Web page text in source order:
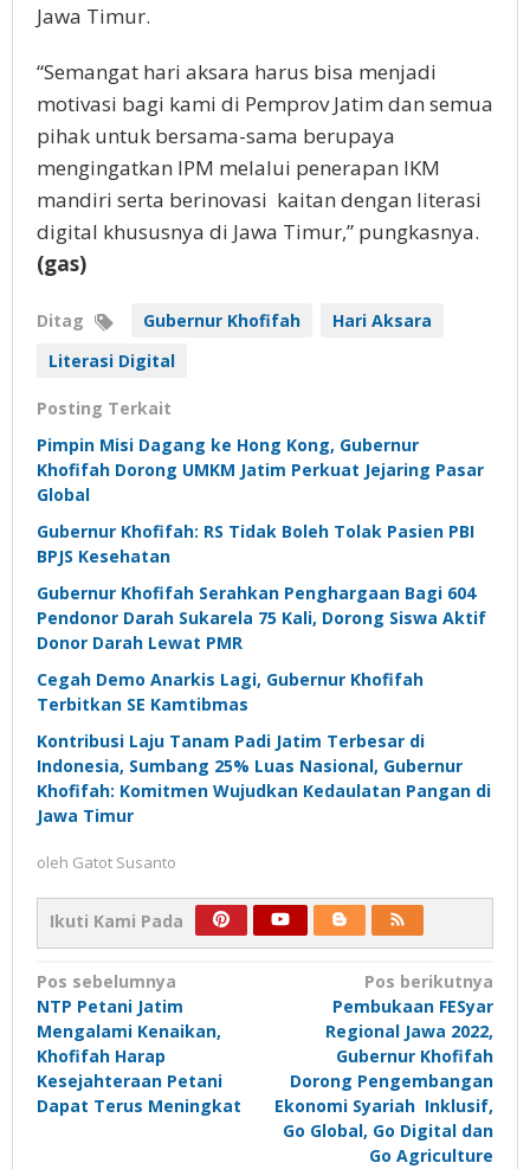
Jawa Timur.
“Semangat hari aksara harus bisa menjadi
motivasi bagi kami di Pemprov Jatim dan semua
pihak untuk bersama-sama berupaya
mengingatkan IPM melalui penerapan IKM
mandiri serta berinovasi kaitan dengan literasi
digital khususnya di Jawa Timur,” pungkasnya.
(gas)
Ditag Gubernur Khofifah
Hari Aksara
Literasi Digital
Posting Terkait
Pimpin Misi Dagang ke Hong Kong, Gubernur
Khofifah Dorong UMKM Jatim Perkuat Jejaring Pasar
Global
Gubernur Khofifah: RS Tidak Boleh Tolak Pasien PBI
BPJS Kesehatan
Gubernur Khofifah Serahkan Penghargaan Bagi 604
Pendonor Darah Sukarela 75 Kali, Dorong Siswa Aktif
Donor Darah Lewat PMR
Cegah Demo Anarkis Lagi, Gubernur Khofifah
Terbitkan SE Kamtibmas
Kontribusi Laju Tanam Padi Jatim Terbesar di
Indonesia, Sumbang 25% Luas Nasional, Gubernur
Khofifah: Komitmen Wujudkan Kedaulatan Pangan di
Jawa Timur
oleh Gatot Susanto
Ikuti Kami Pada
Navigasi
pos
Pos sebelumnya
NTP Petani Jatim
Mengalami Kenaikan,
Khofifah Harap
Kesejahteraan Petani
Dapat Terus Meningkat
Pos berikutnya
Pembukaan FESyar
Regional Jawa 2022,
Gubernur Khofifah
Dorong Pengembangan
Ekonomi Syariah Inklusif,
Go Global, Go Digital dan
Go Agriculture